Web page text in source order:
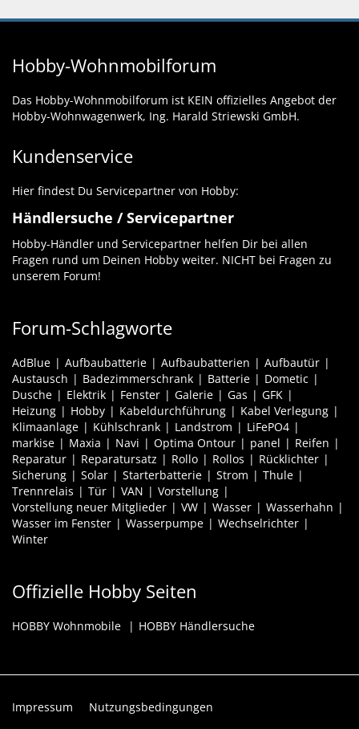
Hobby-Wohnmobilforum
Das Hobby-Wohnmobilforum ist KEIN offizielles Angebot der
Hobby-Wohnwagenwerk, Ing. Harald Striewski GmbH.
Kundenservice
Hier findest Du Servicepartner von Hobby:
Händlersuche / Servicepartner
Hobby-Händler und Servicepartner helfen Dir bei allen
Fragen rund um Deinen Hobby weiter. NICHT bei Fragen zu
unserem Forum!
Forum-Schlagworte
AdBlue Aufbaubatterie Aufbaubatterien
Aufbautür
Austausch
Badezimmerschrank Batterie
Dometic
Dusche
Elektrik Fenster Galerie Gas
GFK
Heizung
Hobby Kabeldurchführung
Kabel Verlegung
Klimaanlage
Kühlschrank Landstrom
LiFePO4
markise
Maxia Navi Optima Ontour panel
Reifen
Reparatur
Reparatursatz Rollo Rollos
Rücklichter
Sicherung
Solar Starterbatterie Strom
Thule
Trennrelais
Tür VAN
Vorstellung
Vorstellung neuer Mitglieder
VW Wasser
Wasserhahn
Wasser im Fenster
Wasserpumpe
Wechselrichter
Winter
Offizielle Hobby Seiten
HOBBY Wohnmobile HOBBY Händlersuche
Impressum Nutzungsbedingungen